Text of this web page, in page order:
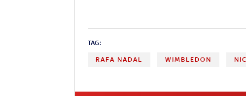
TAG:
RAFA NADAL WIMBLEDON